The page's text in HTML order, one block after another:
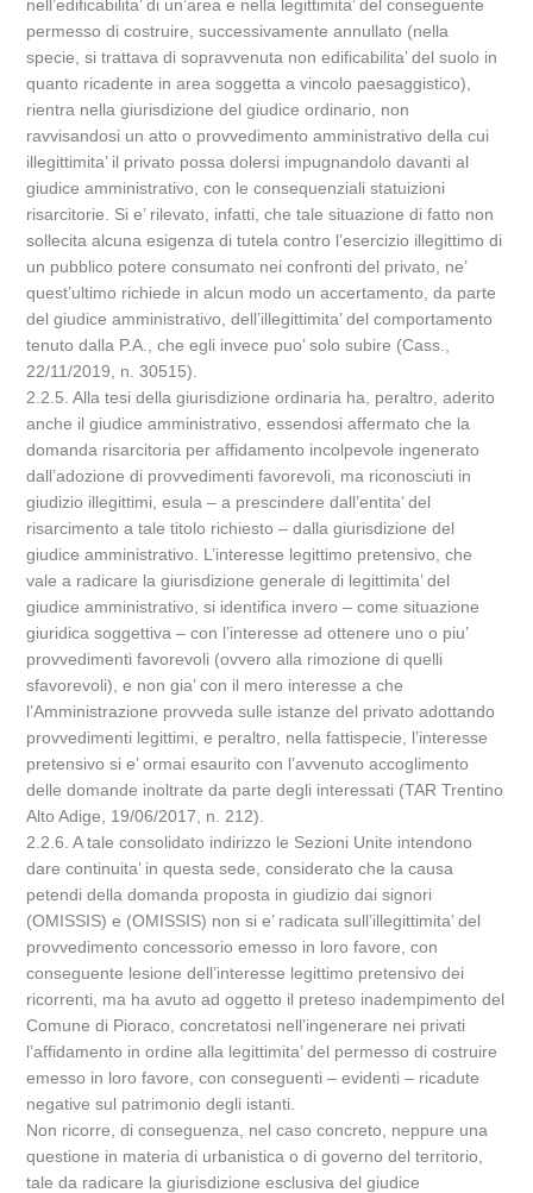
nell’edificabilita’ di un’area e nella legittimita’ del conseguente
permesso di costruire, successivamente annullato (nella
specie, si trattava di sopravvenuta non edificabilita’ del suolo in
quanto ricadente in area soggetta a vincolo paesaggistico),
rientra nella giurisdizione del giudice ordinario, non
ravvisandosi un atto o provvedimento amministrativo della cui
illegittimita’ il privato possa dolersi impugnandolo davanti al
giudice amministrativo, con le consequenziali statuizioni
risarcitorie. Si e’ rilevato, infatti, che tale situazione di fatto non
sollecita alcuna esigenza di tutela contro l’esercizio illegittimo di
un pubblico potere consumato nei confronti del privato, ne’
quest’ultimo richiede in alcun modo un accertamento, da parte
del giudice amministrativo, dell’illegittimita’ del comportamento
tenuto dalla P.A., che egli invece puo’ solo subire (Cass.,
22/11/2019, n. 30515).
2.2.5. Alla tesi della giurisdizione ordinaria ha, peraltro, aderito
anche il giudice amministrativo, essendosi affermato che la
domanda risarcitoria per affidamento incolpevole ingenerato
dall’adozione di provvedimenti favorevoli, ma riconosciuti in
giudizio illegittimi, esula – a prescindere dall’entita’ del
risarcimento a tale titolo richiesto – dalla giurisdizione del
giudice amministrativo. L’interesse legittimo pretensivo, che
vale a radicare la giurisdizione generale di legittimita’ del
giudice amministrativo, si identifica invero – come situazione
giuridica soggettiva – con l’interesse ad ottenere uno o piu’
provvedimenti favorevoli (ovvero alla rimozione di quelli
sfavorevoli), e non gia’ con il mero interesse a che
l’Amministrazione provveda sulle istanze del privato adottando
provvedimenti legittimi, e peraltro, nella fattispecie, l’interesse
pretensivo si e’ ormai esaurito con l’avvenuto accoglimento
delle domande inoltrate da parte degli interessati (TAR Trentino
Alto Adige, 19/06/2017, n. 212).
2.2.6. A tale consolidato indirizzo le Sezioni Unite intendono
dare continuita’ in questa sede, considerato che la causa
petendi della domanda proposta in giudizio dai signori
(OMISSIS) e (OMISSIS) non si e’ radicata sull’illegittimita’ del
provvedimento concessorio emesso in loro favore, con
conseguente lesione dell’interesse legittimo pretensivo dei
ricorrenti, ma ha avuto ad oggetto il preteso inadempimento del
Comune di Pioraco, concretatosi nell’ingenerare nei privati
l’affidamento in ordine alla legittimita’ del permesso di costruire
emesso in loro favore, con conseguenti – evidenti – ricadute
negative sul patrimonio degli istanti.
Non ricorre, di conseguenza, nel caso concreto, neppure una
questione in materia di urbanistica o di governo del territorio,
tale da radicare la giurisdizione esclusiva del giudice